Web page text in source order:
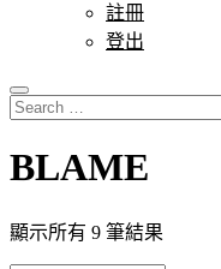
註冊
登出
Search
…
BLAME
顯示所有 9 筆結果
最